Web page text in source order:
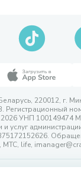
220012, г.
Регистрационный
УНП 100149474
и услуг
life,